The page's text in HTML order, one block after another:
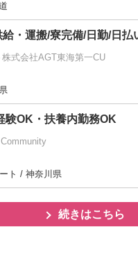
・運搬/寮完備/日勤/日払
式会社AGT東海第一CU
験OK・扶養内勤務OK
ト / 神奈川県
続きはこちら